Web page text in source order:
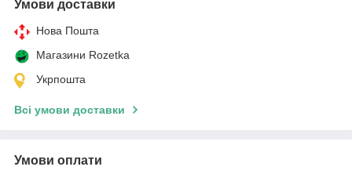
Умови доставки
Нова Пошта
Магазини Rozetka
Укрпошта
Всі умови доставки
Умови оплати